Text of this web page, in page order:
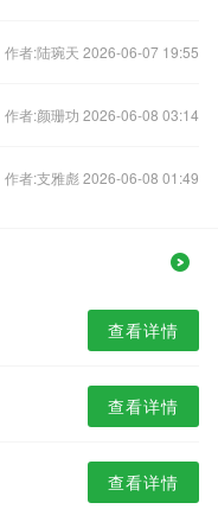
作者:陆琬天 2026-06-07 19:55
作者:颜珊功 2026-06-08 03:14
作者:支雅彪 2026-06-08 01:49
查看详情
查看详情
查看详情